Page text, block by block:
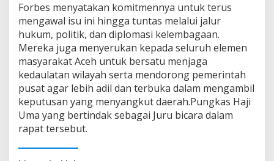
Forbes menyatakan komitmennya untuk terus
mengawal isu ini hingga tuntas melalui jalur
hukum, politik, dan diplomasi kelembagaan.
Mereka juga menyerukan kepada seluruh elemen
masyarakat Aceh untuk bersatu menjaga
kedaulatan wilayah serta mendorong pemerintah
pusat agar lebih adil dan terbuka dalam mengambil
keputusan yang menyangkut daerah.Pungkas Haji
Uma yang bertindak sebagai Juru bicara dalam
rapat tersebut.